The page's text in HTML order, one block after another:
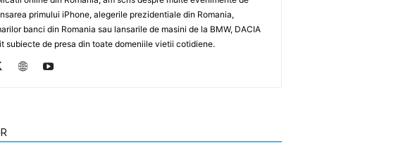
primului iPhone, alegerile prezidentiale din Romania,
banci din Romania sau lansarile de masini de la BMW, DACIA
subiecte de presa din toate domeniile vietii cotidiene.